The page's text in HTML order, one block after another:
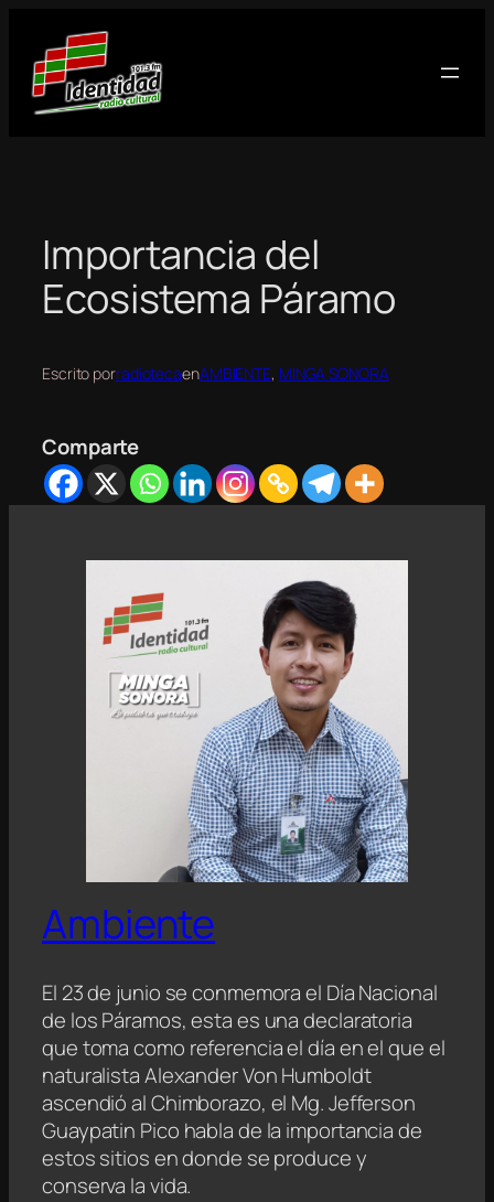
contenido
Importancia del
Ecosistema Páramo
Escrito porradiotecaenAMBIENTE, MINGA SONORA
Comparte
Ambiente
El 23 de junio se conmemora el Día Nacional
de los Páramos, esta es una declaratoria
que toma como referencia el día en el que el
naturalista Alexander Von Humboldt
ascendió al Chimborazo, el Mg. Jefferson
Guaypatin Pico habla de la importancia de
estos sitios en donde se produce y
conserva la vida.